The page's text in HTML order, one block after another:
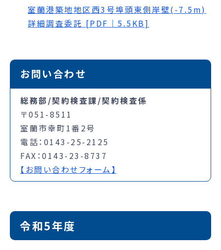
室蘭港築地地区西3号埠頭東側岸壁(-7.5m)
詳細調査委託 [PDF｜5.5KB]
お問い合わせ
総務部/契約検査課/契約検査係
〒051-8511
室蘭市幸町1番2号
電話：0143-25-2125
FAX：0143-23-8737
【お問い合わせフォーム】
令和5年度